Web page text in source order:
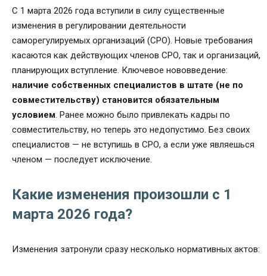
С 1 марта 2026 года вступили в силу существенные
изменения в регулировании деятельности
саморегулируемых организаций (СРО). Новые требования
касаются как действующих членов СРО, так и организаций,
планирующих вступление. Ключевое нововведение:
наличие собственных специалистов в штате (не по
совместительству) становится обязательным
условием. Ранее можно было привлекать кадры по
совместительству, но теперь это недопустимо. Без своих
специалистов — не вступишь в СРО, а если уже являешься
членом — последует исключение.
Какие изменения произошли с 1
марта 2026 года?
Изменения затронули сразу несколько нормативных актов: